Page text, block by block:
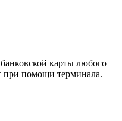
карты любого
при помощи терминала.